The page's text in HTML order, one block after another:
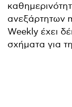
ανεξάρτητων
Weekly έχει
σχήματα για